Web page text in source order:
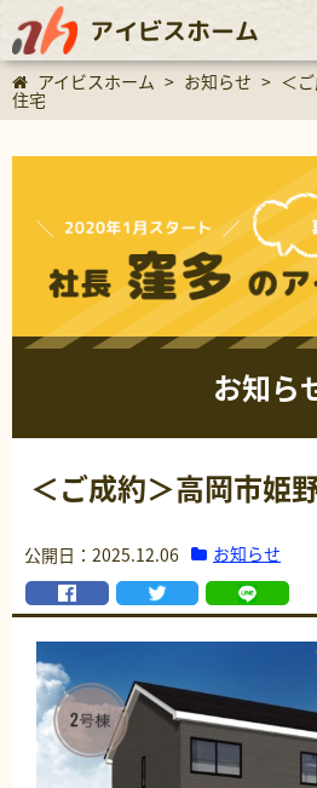
アイビスホーム
アイビスホーム > お知らせ > ＜
住宅
お知ら
＜ご成約＞高岡市姫
公開日：2025.12.06 お知らせ